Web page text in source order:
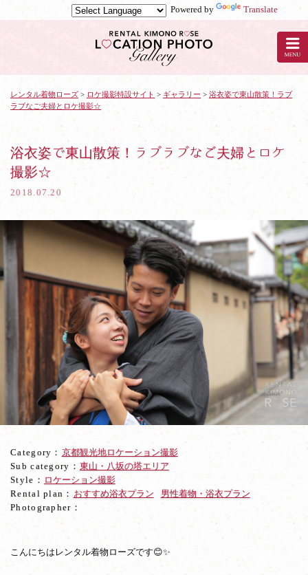
Powered by
Translate
ル
ー
ケ
撮
影：
衣
な
ケ
レンタル着物ローズ > ロケ撮影特設サイト > ギャラリー > 浴衣姿で東山散策！ラブ
ラブなご夫婦とロケ撮影☆
浴衣姿で東山散策！ラブラブなご夫婦とロケ
撮影☆
2018.07.20
Category： 京都観光地ロケーション撮影
Sub category： 東山・八坂の塔エリア
Style： ロケーション撮影
Rental plan： おすすめ浴衣プラン
男性着物・浴衣プラン
Photographer：
こんにちはレンタル着物ローズです😊✨